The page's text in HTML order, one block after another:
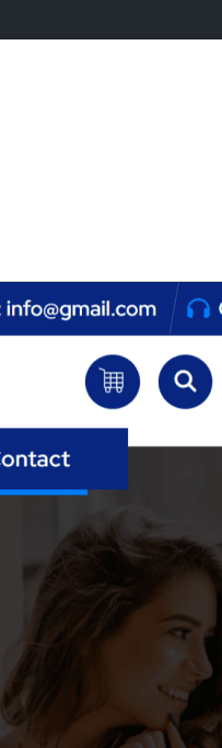
Tema comercial
Este tema es gratuito
soporte comercial de
Vista previaDescargar
Versión
Última actualización
6 ’06+00:00′ agosto
Instalaciones activas
Versión de WordPress
Página de inicio del tema